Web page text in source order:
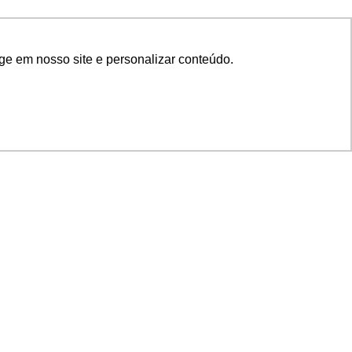
em nosso site e personalizar conteúdo.